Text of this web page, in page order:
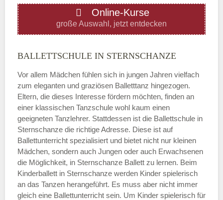
Donnerstag
—
ÖFFNUNGSZEITEN HINZUFÜGEN
Freitag
—
ÖFFNUNGSZEITEN HINZUFÜGEN
Samstag
Online-Kurse
große Auswahl, jetzt entdecken
BALLETTSCHULE IN STERNSCHANZE
Vor allem Mädchen fühlen sich in jungen Jahren vielfach
zum eleganten und graziösen Balletttanz hingezogen.
Eltern, die dieses Interesse fördern möchten, finden an
einer klassischen Tanzschule wohl kaum einen
geeigneten Tanzlehrer. Stattdessen ist die Ballettschule in
Sternschanze die richtige Adresse. Diese ist auf
Ballettunterricht spezialisiert und bietet nicht nur kleinen
Mädchen, sondern auch Jungen oder auch Erwachsenen
die Möglichkeit, in Sternschanze Ballett zu lernen. Beim
Kinderballett in Sternschanze werden Kinder spielerisch
an das Tanzen herangeführt. Es muss aber nicht immer
gleich eine Ballettunterricht sein. Um Kinder spielerisch für